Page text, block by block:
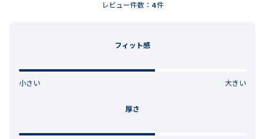
レビュー件数： 4件
フィット感
小さい 大きい
厚さ